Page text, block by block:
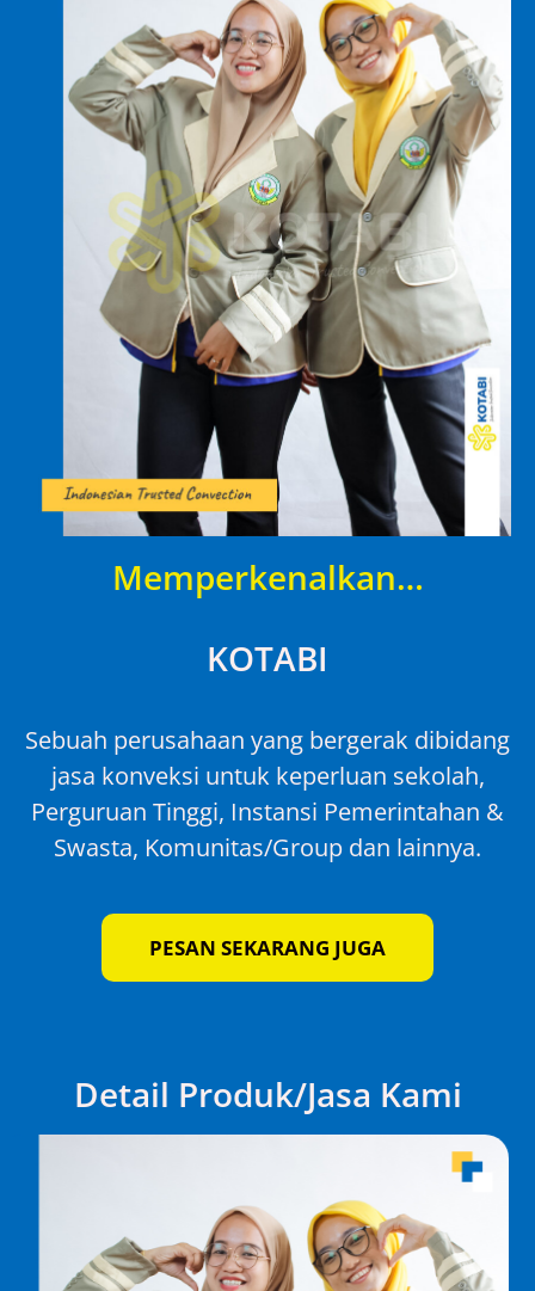
Memperkenalkan…
KOTABI
Sebuah perusahaan yang bergerak dibidang
jasa konveksi untuk keperluan sekolah,
Perguruan Tinggi, Instansi Pemerintahan &
Swasta, Komunitas/Group dan lainnya.
PESAN SEKARANG JUGA
Detail Produk/Jasa Kami